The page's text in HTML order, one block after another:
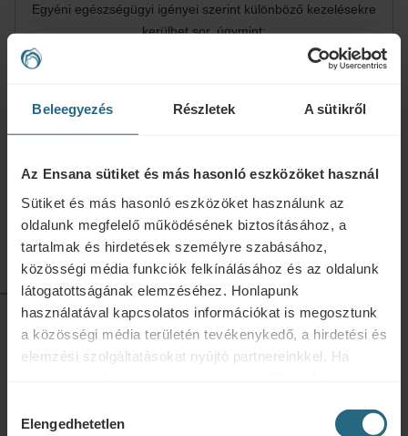
Beleegyezés Részletek A sütikről
Az Ensana sütiket és más hasonló eszközöket használ
Sütiket és más hasonló eszközöket használunk az
oldalunk megfelelő működésének biztosításához, a
tartalmak és hirdetések személyre szabásához,
közösségi média funkciók felkínálásához és az oldalunk
látogatottságának elemzéséhez. Honlapunk
használatával kapcsolatos információkat is megosztunk
a közösségi média területén tevékenykedő, a hirdetési és
elemzési szolgáltatásokat nyújtó partnereinkkel. Ha
eszközöket, kérjük, folytassa a "Részletek" gombra
kiválasztása
Elengedhetetlen
Egyéni egészségügyi igényei szerint különböző kezelésekre
kerülhet sor, úgymint:
Balneoterápia beleértve a hidroterápiát és az
Táplálkozási tanácsadás
Közösen megvalósíthatjuk egészségügyi céljait. Személyes
egészségügyi tanácsadójaként segítünk Önnek megtalálni az
egészségesebb élethez és a jobb életminőséghez vezető utat.
TEKINTSE MEG AZ ENSANA ÖSSZES KEZELÉSÉT